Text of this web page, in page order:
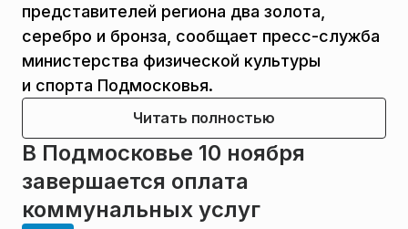
представителей региона два золота,
серебро и бронза, сообщает пресс-служба
министерства физической культуры
и спорта Подмосковья.
Читать полностью
В Подмосковье 10 ноября
завершается оплата
коммунальных услуг